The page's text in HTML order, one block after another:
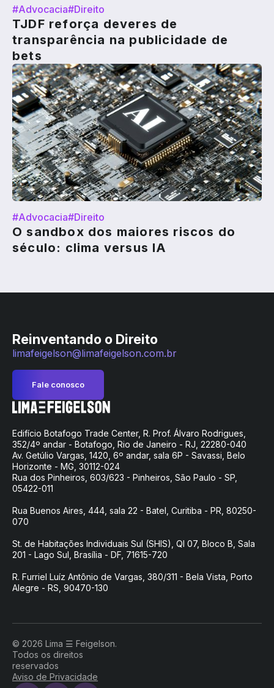
#Advocacia#Direito
TJDF reforça deveres de
transparência na publicidade de
bets
#Advocacia#Direito
O sandbox dos maiores riscos do
século: clima versus IA
Reinventando o Direito
limafeigelson@limafeigelson.com.br
Fale conosco
Edifício Botafogo Trade Center, R. Prof. Álvaro Rodrigues,
352/4º andar - Botafogo, Rio de Janeiro - RJ, 22280-040
Av. Getúlio Vargas, 1420, 6º andar, sala 6P - Savassi, Belo
Horizonte - MG, 30112-024
Rua dos Pinheiros, 603/623 - Pinheiros, São Paulo - SP,
05422-011
Rua Buenos Aires, 444, sala 22 - Batel, Curitiba - PR, 80250-
070
St. de Habitações Individuais Sul (SHIS), QI 07, Bloco B, Sala
201 - Lago Sul, Brasília - DF, 71615-720
R. Furriel Luíz Antônio de Vargas, 380/311 - Bela Vista, Porto
Alegre - RS, 90470-130
© 2026 Lima ☰ Feigelson.
Todos os direitos
reservados
Aviso de Privacidade